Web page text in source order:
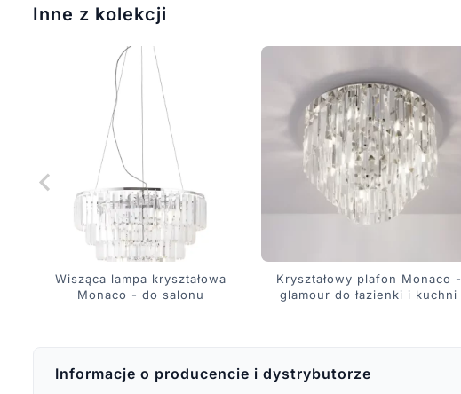
Inne z kolekcji
Wisząca lampa kryształowa
Monaco - do salonu
Kryształowy plafon Monaco -
glamour do łazienki i kuchni
Informacje o producencie i dystrybutorze